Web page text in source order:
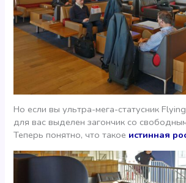
Но если вы ультра-мега-статусник
для вас выделен загончик со
Теперь понятно, что такое истинная